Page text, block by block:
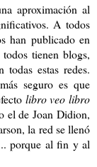
aproximación al
A todos
han publicado en
tienen blogs,
estas redes.
seguro es que
libro veo libro
el de Joan Didion,
la red se llenó
porque al fin y al